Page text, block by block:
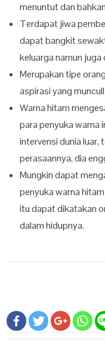
menuntut dan
Terdapat jiwa
dapat bangkit
keluarga namun
Merupakan tipe
aspirasi yang
Warna hitam
para penyuka warna
intervensi dunia luar,
perasaannya, dia
Mungkin dapat
penyuka warna
itu dapat dikatakan
dalam hidupnya.